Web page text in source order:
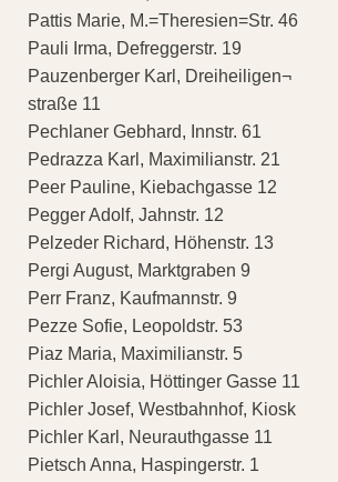
Pattis Marie, M.=Theresien=Str. 46
Pauli Irma, Defreggerstr. 19
Pauzenberger Karl, Dreiheiligen¬
straße 11
Pechlaner Gebhard, Innstr. 61
Pedrazza Karl, Maximilianstr. 21
Peer Pauline, Kiebachgasse 12
Pegger Adolf, Jahnstr. 12
Pelzeder Richard, Höhenstr. 13
Pergi August, Marktgraben 9
Perr Franz, Kaufmannstr. 9
Pezze Sofie, Leopoldstr. 53
Piaz Maria, Maximilianstr. 5
Pichler Aloisia, Höttinger Gasse 11
Pichler Josef, Westbahnhof, Kiosk
Pichler Karl, Neurauthgasse 11
Pietsch Anna, Haspingerstr. 1